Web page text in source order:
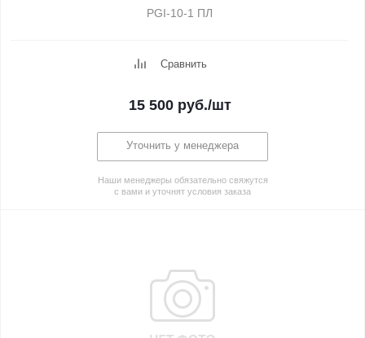
PGI-10-1 ПЛ
Сравнить
15 500руб./шт
Уточнить у менеджера
Наши менеджеры обязательно свяжутся
с вами и уточнят условия заказа